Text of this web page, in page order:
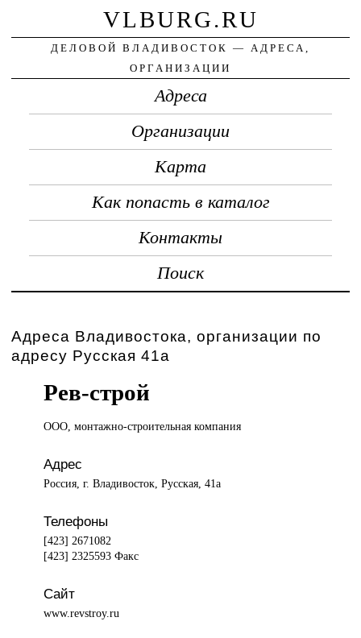
VLBURG.RU
ДЕЛОВОЙ ВЛАДИВОСТОК — АДРЕСА,
ОРГАНИЗАЦИИ
Адреса
Организации
Карта
Как попасть в каталог
Контакты
Поиск
Адреса Владивостока, организации по
адресу Русская 41а
Рев-строй
ООО, монтажно-строительнаякомпания
Адрес
Россия, г. Владивосток, Русская, 41а
Телефоны
[423] 2671082
[423] 2325593 Факс
Сайт
www.revstroy.ru